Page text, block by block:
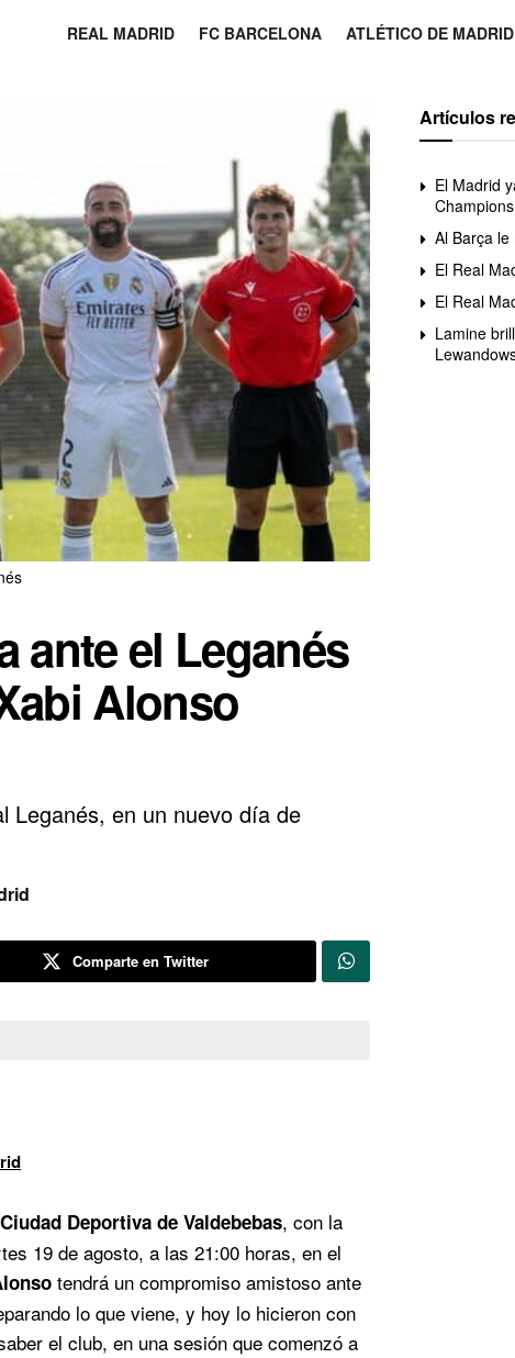
REAL MADRID FC BARCELONA ATLÉTICO DE MADRID
ante el Leganés
Alonso
Leganés, en un nuevo día de
Comparte en Twitter
Ciudad Deportiva de Valdebebas, con la
19 de agosto, a las 21:00 horas, en el
tendrá un compromiso amistoso ante
lo que viene, y hoy lo hicieron con
el club, en una sesión que comenzó a
Artículos
El Madrid
Al Barça
El Real
El Real
Lamine